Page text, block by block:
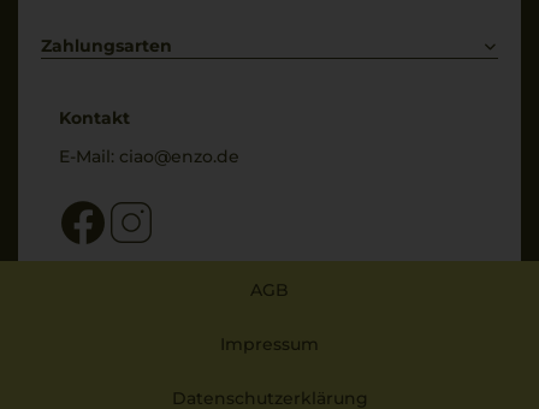
Bewertungs-Richtlinien
Zahlungsarten
Kontakt
E-Mail: ciao@enzo.de
AGB
Impressum
Datenschutzerklärung